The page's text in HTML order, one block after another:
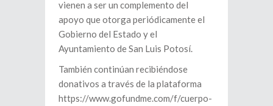
vienen a ser un complemento del
apoyo que otorga periódicamente el
Gobierno del Estado y el
Ayuntamiento de San Luis Potosí.
También continúan recibiéndose
donativos a través de la plataforma
https://www.gofundme.com/f/cuerpo-